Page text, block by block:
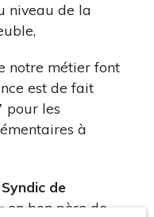
niveau de la
notre métier font
est de fait
pour les
à
de
en bon père de